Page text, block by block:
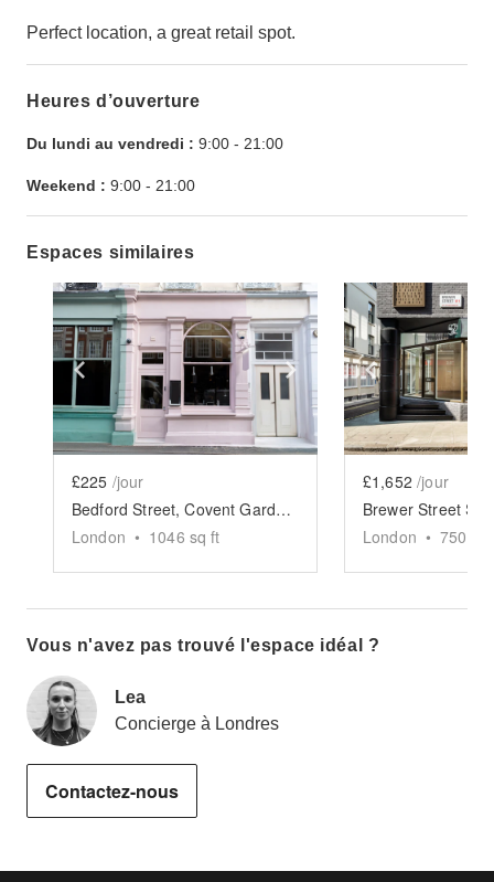
Perfect location, a great retail spot.
Heures d’ouverture
Du lundi au vendredi : 9:00 - 21:00
Weekend : 9:00 - 21:00
Espaces similaires
Show previous slide Show next slide
£225 /jour
Bedford Street, Covent Garden - Pink Bistro Coffee Shop
London • 1046 sq ft
Show
£1,652 /jour
Brewer Street
London • 750
Vous n'avez pas trouvé l'espace idéal ?
Lea
Concierge à Londres
Contactez-nous